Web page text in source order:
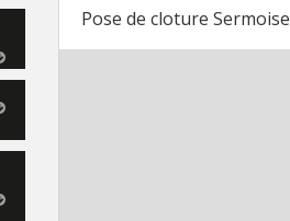
Pose de cloture Sermoise